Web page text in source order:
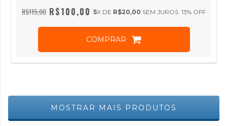
R$115,00 13% OFF
R$100,00 5X DE R$20,00 SEM JUROS
COMPRAR
MOSTRAR MAIS PRODUTOS